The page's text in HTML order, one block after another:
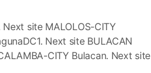
site MALOLOS-CITY
Next site BULACAN
CITY Bulacan. Next site